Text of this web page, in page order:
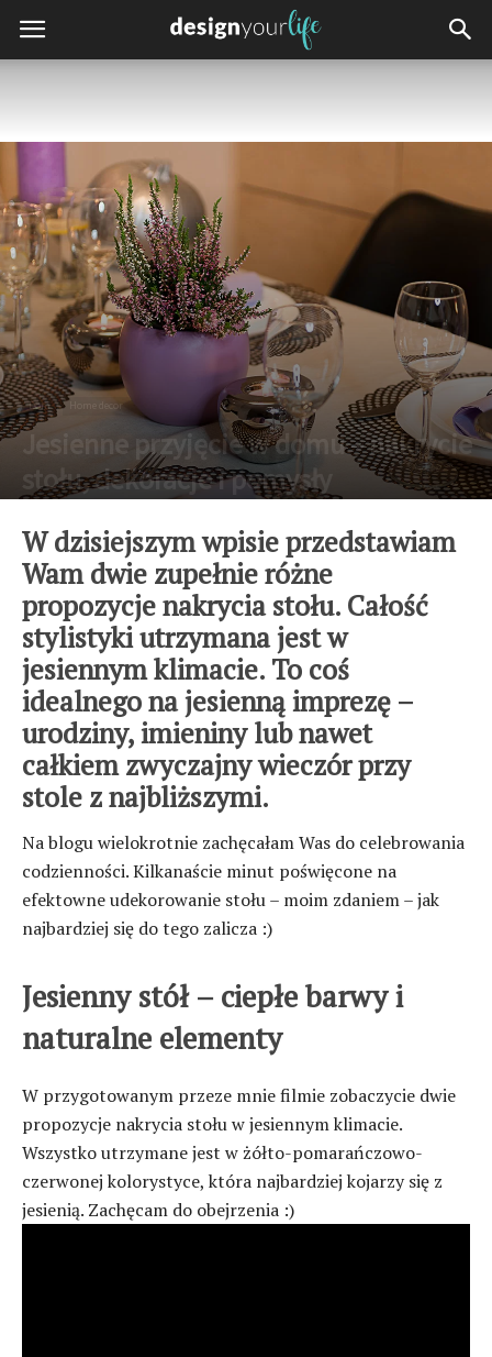
Dom Home decor
Jesienne przyjęcie w domu – nakrycie
stołu, dekoracje i pomysły
W dzisiejszym wpisie przedstawiam
Wam dwie zupełnie różne
propozycje nakrycia stołu. Całość
stylistyki utrzymana jest w
jesiennym klimacie. To coś
idealnego na jesienną imprezę –
urodziny, imieniny lub nawet
całkiem zwyczajny wieczór przy
stole z najbliższymi.
Na blogu wielokrotnie zachęcałam Was do celebrowania
codzienności. Kilkanaście minut poświęcone na
efektowne udekorowanie stołu – moim zdaniem – jak
najbardziej się do tego zalicza :)
Jesienny stół – ciepłe barwy i
naturalne elementy
W przygotowanym przeze mnie filmie zobaczycie dwie
propozycje nakrycia stołu w jesiennym klimacie.
Wszystko utrzymane jest w żółto-pomarańczowo-
czerwonej kolorystyce, która najbardziej kojarzy się z
jesienią. Zachęcam do obejrzenia :)